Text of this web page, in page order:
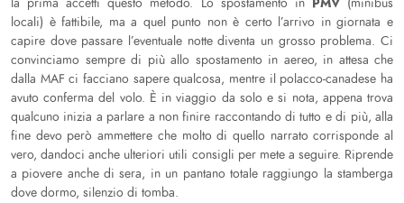
locali) è fattibile, ma a quel punto non è certo l’arrivo in giornata e
capire dove passare l’eventuale notte diventa un grosso problema. Ci
convinciamo sempre di più allo spostamento in aereo, in attesa che
dalla MAF ci facciano sapere qualcosa, mentre il polacco-canadese ha
avuto conferma del volo. È in viaggio da solo e si nota, appena trova
qualcuno inizia a parlare a non finire raccontando di tutto e di più, alla
fine devo però ammettere che molto di quello narrato corrisponde al
vero, dandoci anche ulteriori utili consigli per mete a seguire. Riprende
a piovere anche di sera, in un pantano totale raggiungo la stamberga
dove dormo, silenzio di tomba.